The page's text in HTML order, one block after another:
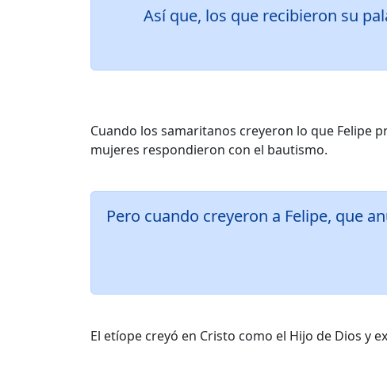
Así que, los que recibieron su
Cuando los samaritanos creyeron lo que Felipe
mujeres respondieron con el bautismo.
Pero cuando creyeron a Felipe, que
El etíope creyó en Cristo como el Hijo de Dios y